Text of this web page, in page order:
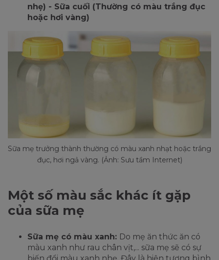
nhẹ) - Sữa cuối (Thường có màu trắng đục
hoặc hơi vàng)
Sữa mẹ trưởng thành thường có màu xanh nhạt hoặc trắng
đục, hơi ngả vàng. (Ảnh: Sưu tầm Internet)
Một số màu sắc khác ít gặp
của sữa mẹ
Sữa mẹ có màu xanh: Do mẹ ăn thức ăn có
màu xanh như rau chân vịt,... sữa mẹ sẽ có sự